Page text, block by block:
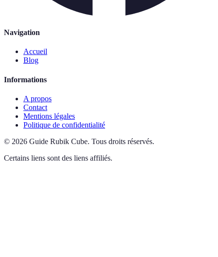
Navigation
Accueil
Blog
Informations
A propos
Contact
Mentions légales
Politique de confidentialité
© 2026 Guide Rubik Cube. Tous droits réservés.
Certains liens sont des liens affiliés.